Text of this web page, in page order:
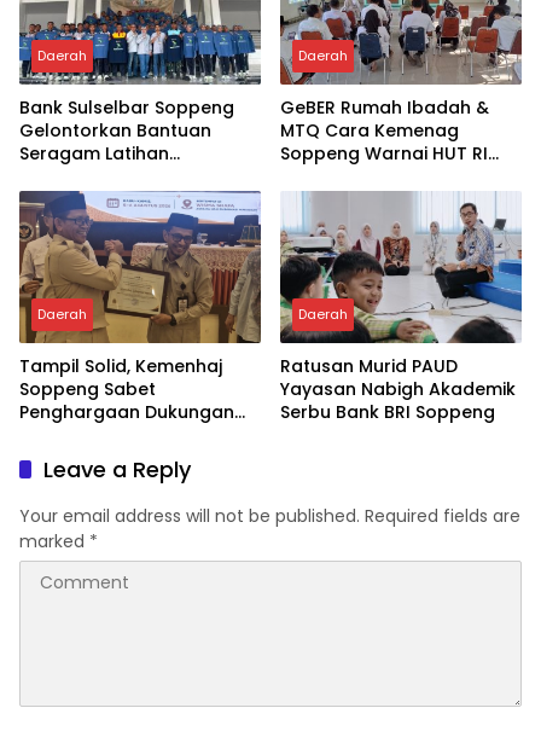
Daerah
Bank Sulselbar Soppeng
Gelontorkan Bantuan
Seragam Latihan
Daerah
GeBER Rumah Ibadah &
MTQ Cara Kemenag
Soppeng Warnai HUT RI
Daerah
Tampil Solid, Kemenhaj
Soppeng Sabet
Penghargaan Dukungan
Kesehatan Haji Terbaik
Daerah
Ratusan Murid PAUD
Yayasan Nabigh Akademik
Serbu Bank BRI Soppeng
Leave a Reply
Your email address will not be published. Required fields are
marked *